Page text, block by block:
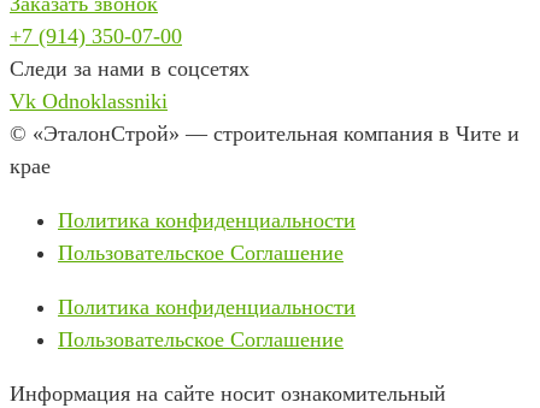
+7 (914) 350-07-00
Следи за нами в соцсетях
Vk Odnoklassniki
© «ЭталонСтрой» — строительная компания в Чите и
крае
Политика конфиденциальности
Пользовательское Соглашение
Политика конфиденциальности
Пользовательское Соглашение
Информация на сайте носит ознакомительный